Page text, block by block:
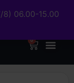
06.00-15.00
0